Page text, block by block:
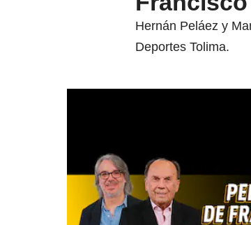
Hernán Peláez y
Deportes Tolima.